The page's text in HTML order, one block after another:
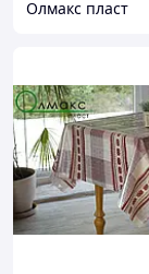
Олмакс пласт